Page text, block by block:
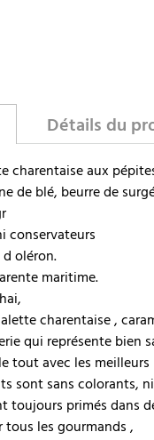
Détails du
charentaise aux
de blé, beurre de
conservateurs
oléron.
maritime.
charentaise ,
qui représente bien
tout avec les
sont sans colorants,
toujours primés dans
les gourmands ,